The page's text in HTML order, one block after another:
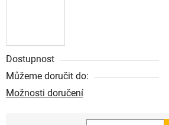
Dostupnost
Můžeme doručit do:
Možnosti doručení